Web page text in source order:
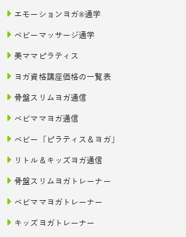
エモーションヨガ®通学
ベビーマッサージ通学
美ママピラティス
ヨガ資格講座価格の一覧表
骨盤スリムヨガ通信
ベビママヨガ通信
ベビー「ピラティス＆ヨガ」
リトル＆キッズヨガ通信
骨盤スリムヨガトレーナー
ベビママヨガトレーナー
キッズヨガトレーナー